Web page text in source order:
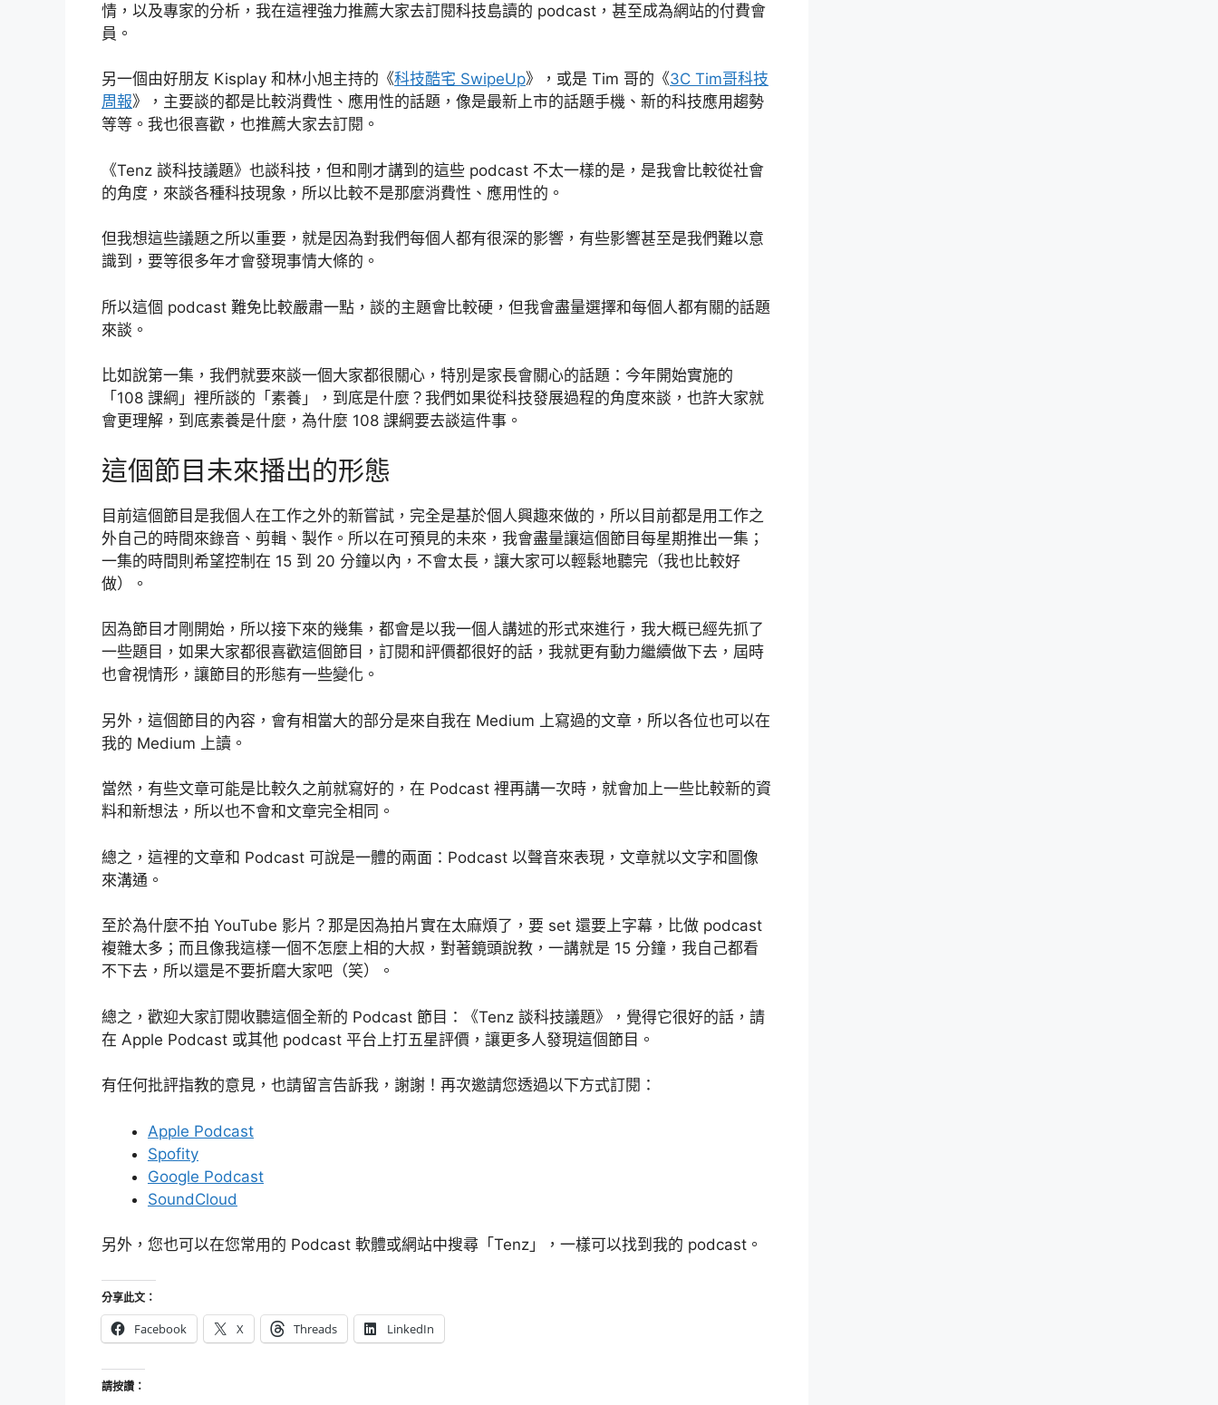
情，以及專家的分析，我在這裡強力推薦大家去訂閱科技島讀的 podcast，甚至成為網站的付費會
員。
另一個由好朋友 Kisplay 和林小旭主持的《科技酷宅 SwipeUp》，或是 Tim 哥的《3C Tim哥科技
周報》，主要談的都是比較消費性、應用性的話題，像是最新上市的話題手機、新的科技應用趨勢
等等。我也很喜歡，也推薦大家去訂閱。
《Tenz 談科技議題》也談科技，但和剛才講到的這些 podcast 不太一樣的是，是我會比較從社會
的角度，來談各種科技現象，所以比較不是那麼消費性、應用性的。
但我想這些議題之所以重要，就是因為對我們每個人都有很深的影響，有些影響甚至是我們難以意
識到，要等很多年才會發現事情大條的。
所以這個 podcast 難免比較嚴肅一點，談的主題會比較硬，但我會盡量選擇和每個人都有關的話題
來談。
比如說第一集，我們就要來談一個大家都很關心，特別是家長會關心的話題：今年開始實施的
「108 課綱」裡所談的「素養」，到底是什麼？我們如果從科技發展過程的角度來談，也許大家就
會更理解，到底素養是什麼，為什麼 108 課綱要去談這件事。
這個節目未來播出的形態
目前這個節目是我個人在工作之外的新嘗試，完全是基於個人興趣來做的，所以目前都是用工作之
外自己的時間來錄音、剪輯、製作。所以在可預見的未來，我會盡量讓這個節目每星期推出一集；
一集的時間則希望控制在 15 到 20 分鐘以內，不會太長，讓大家可以輕鬆地聽完（我也比較好
做）。
因為節目才剛開始，所以接下來的幾集，都會是以我一個人講述的形式來進行，我大概已經先抓了
一些題目，如果大家都很喜歡這個節目，訂閱和評價都很好的話，我就更有動力繼續做下去，屆時
也會視情形，讓節目的形態有一些變化。
另外，這個節目的內容，會有相當大的部分是來自我在 Medium 上寫過的文章，所以各位也可以在
我的 Medium 上讀。
當然，有些文章可能是比較久之前就寫好的，在 Podcast 裡再講一次時，就會加上一些比較新的資
料和新想法，所以也不會和文章完全相同。
總之，這裡的文章和 Podcast 可說是一體的兩面：Podcast 以聲音來表現，文章就以文字和圖像
來溝通。
至於為什麼不拍 YouTube 影片？那是因為拍片實在太麻煩了，要 set 還要上字幕，比做 podcast
複雜太多；而且像我這樣一個不怎麼上相的大叔，對著鏡頭說教，一講就是 15 分鐘，我自己都看
不下去，所以還是不要折磨大家吧（笑）。
總之，歡迎大家訂閱收聽這個全新的 Podcast 節目：《Tenz 談科技議題》，覺得它很好的話，請
在 Apple Podcast 或其他 podcast 平台上打五星評價，讓更多人發現這個節目。
有任何批評指教的意見，也請留言告訴我，謝謝！再次邀請您透過以下方式訂閱：
Apple Podcast
Spofity
Google Podcast
SoundCloud
另外，您也可以在您常用的 Podcast 軟體或網站中搜尋「Tenz」，一樣可以找到我的 podcast。
分享此文：
Facebook X Threads LinkedIn
請按讚：